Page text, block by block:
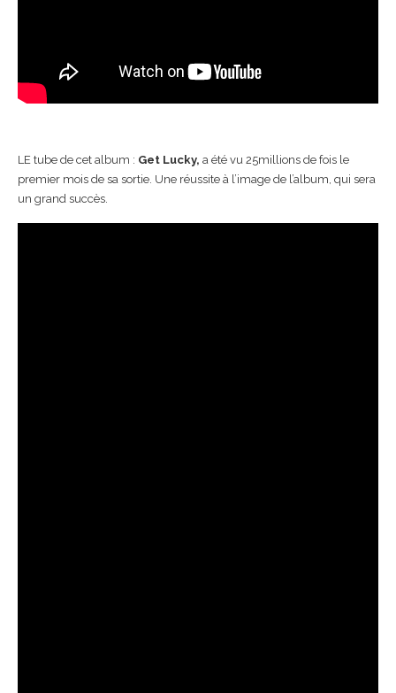
LE tube de cet album : Get Lucky, a été vu 25millions de fois le
premier mois de sa sortie. Une réussite à l’image de l’album, qui sera
un grand succès.